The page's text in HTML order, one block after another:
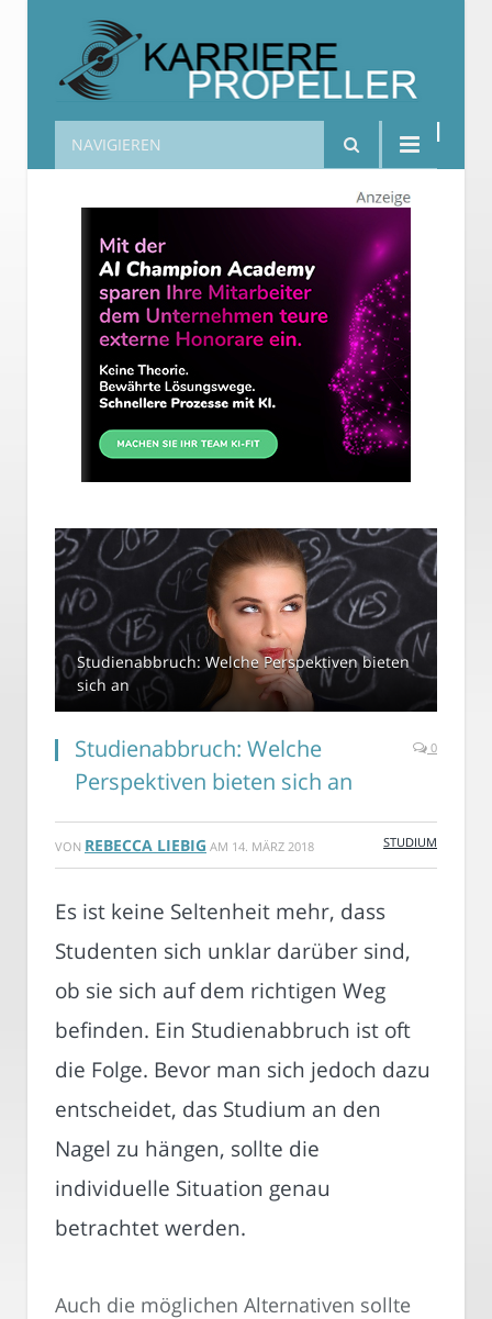
Karrierepropeller
NAVIGIEREN
Studienabbruch: Welche Perspektiven bieten
sich an
Studienabbruch: Welche
Perspektiven bieten sich an
0
VON REBECCA LIEBIG AM 14. MÄRZ 2018 STUDIUM
Es ist keine Seltenheit mehr, dass
Studenten sich unklar darüber sind,
ob sie sich auf dem richtigen Weg
befinden. Ein Studienabbruch ist oft
die Folge. Bevor man sich jedoch dazu
entscheidet, das Studium an den
Nagel zu hängen, sollte die
individuelle Situation genau
betrachtet werden.
Auch die möglichen Alternativen sollte